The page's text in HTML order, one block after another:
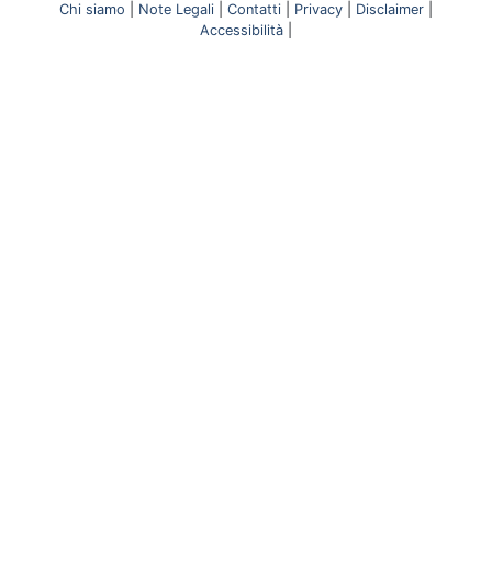
Chi siamo Note Legali Contatti Privacy Disclaimer
Accessibilità